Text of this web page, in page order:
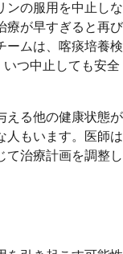
ンの服用を中止しな
療が早すぎると再び
ームは、喀痰培養検
つ中止しても安全
える他の健康状態が
人もいます。医師は
て治療計画を調整し